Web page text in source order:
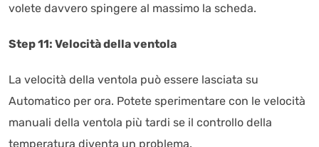
volete davvero spingere al massimo la scheda.
Step 11: Velocità della ventola
La velocità della ventola può essere lasciata su
Automatico per ora. Potete sperimentare con le velocità
manuali della ventola più tardi se il controllo della
temperatura diventa un problema.